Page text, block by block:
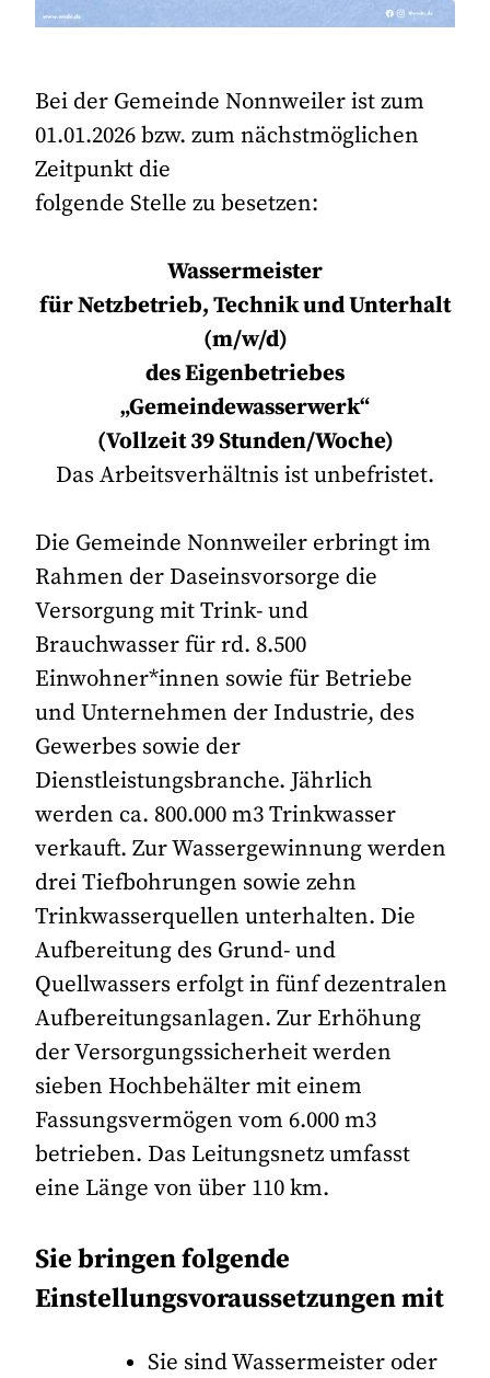
Bei der Gemeinde Nonnweiler ist zum
01.01.2026 bzw. zum nächstmöglichen
Zeitpunkt die
folgende Stelle zu besetzen:
Wassermeister
für Netzbetrieb, Technik und Unterhalt
(m/w/d)
des Eigenbetriebes
„Gemeindewasserwerk“
(Vollzeit 39 Stunden/Woche)
Das Arbeitsverhältnis ist unbefristet.
Die Gemeinde Nonnweiler erbringt im
Rahmen der Daseinsvorsorge die
Versorgung mit Trink- und
Brauchwasser für rd. 8.500
Einwohner*innen sowie für Betriebe
und Unternehmen der Industrie, des
Gewerbes sowie der
Dienstleistungsbranche. Jährlich
werden ca. 800.000 m3 Trinkwasser
verkauft. Zur Wassergewinnung werden
drei Tiefbohrungen sowie zehn
Trinkwasserquellen unterhalten. Die
Aufbereitung des Grund- und
Quellwassers erfolgt in fünf dezentralen
Aufbereitungsanlagen. Zur Erhöhung
der Versorgungssicherheit werden
sieben Hochbehälter mit einem
Fassungsvermögen vom 6.000 m3
betrieben. Das Leitungsnetz umfasst
eine Länge von über 110 km.
Sie bringen folgende
Einstellungsvoraussetzungen mit
Sie sind Wassermeister oder